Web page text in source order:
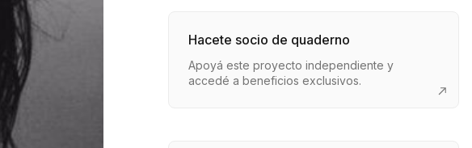
Hacete socio de quaderno
Apoyá este proyecto independiente y
accedé a beneficios exclusivos.